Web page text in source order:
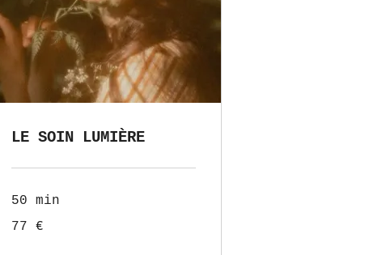
LE SOIN LUMIÈRE
50 min
euros
77 €